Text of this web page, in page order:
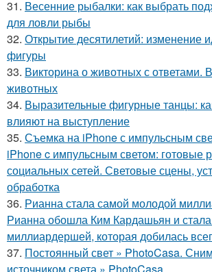
31. Весенние рыбалки: как выбрать
для ловли рыбы
32. Открытие десятилетий: изменение
фигуры
33. Викторина о животных с ответами.
животных
34. Выразительные фигурные танцы:
влияют на выступление
35. Съемка на iPhone с импульсным
iPhone c импульсным светом: готовые
социальных сетей. Световые сцены,
обработка
36. Рианна стала самой молодой
Рианна обошла Ким Кардашьян и
миллиардершей, которая добилась
37. Постоянный свет » PhotoCasa.